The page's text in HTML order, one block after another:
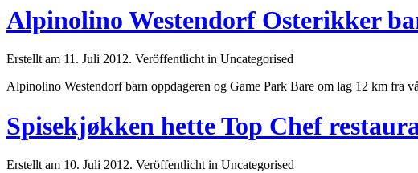
Alpinolino Westendorf Osterikker
Erstellt am 11. Juli 2012. Veröffentlicht in Uncategorised
Alpinolino Westendorf barn oppdageren og Game Park Bare om lag 12 km fra
Spisekjøkken hette Top Chef
Erstellt am 10. Juli 2012. Veröffentlicht in Uncategorised